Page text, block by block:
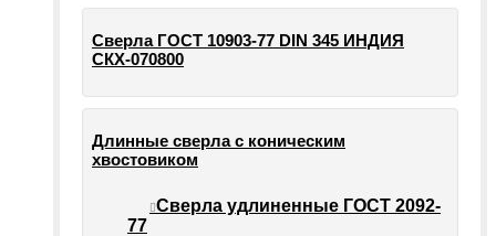
Сверла ГОСТ 10903-77 DIN 345 ИНДИЯ
СКХ-070800
Длинные сверла с коническим
хвостовиком
Сверла удлиненные ГОСТ 2092-
77